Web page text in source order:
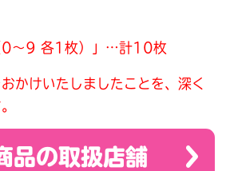
0～9 各1枚）」…計10枚
かけいたしましたことを、深く
品の取扱店舗